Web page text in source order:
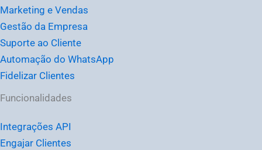
Marketing e Vendas
Gestão da Empresa
Suporte ao Cliente
Automação do WhatsApp
Fidelizar Clientes
Funcionalidades
Integrações API
Engajar Clientes